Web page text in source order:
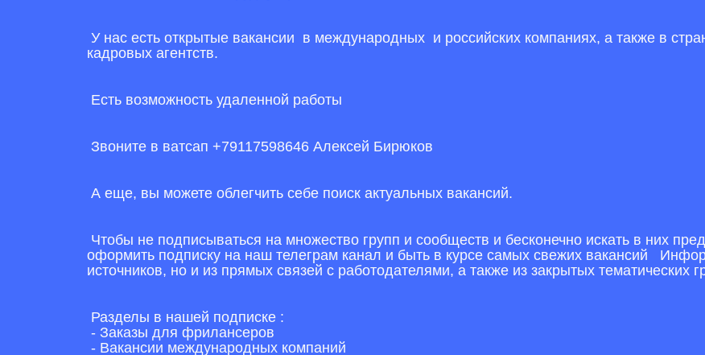
У нас есть открытые вакансии в международных и российских компаниях, а также в
кадровых агентств.
Есть возможность удаленной работы
Звоните в ватсап +79117598646 Алексей Бирюков
А еще, вы можете облегчить себе поиск актуальных вакансий.
Чтобы не подписываться на множество групп и сообществ и бесконечно искать в них
оформить подписку на наш телеграм канал и быть в курсе самых свежих вакансий
источников, но и из прямых связей с работодателями, а также из закрытых тематических
Разделы в нашей подписке :
- Заказы для фрилансеров
- Вакансии международных компаний